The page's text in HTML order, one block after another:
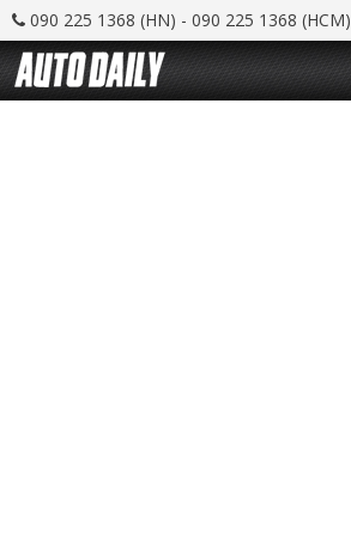
090 225 1368 (HN) - 090 225 1368 (HCM)